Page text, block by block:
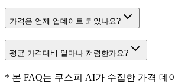
가격은 언제 업데이트 되었나요?
평균 가격대비 얼마나 저렴한가요?
* 본 FAQ는 쿠스피 AI가 수집한 가격 데